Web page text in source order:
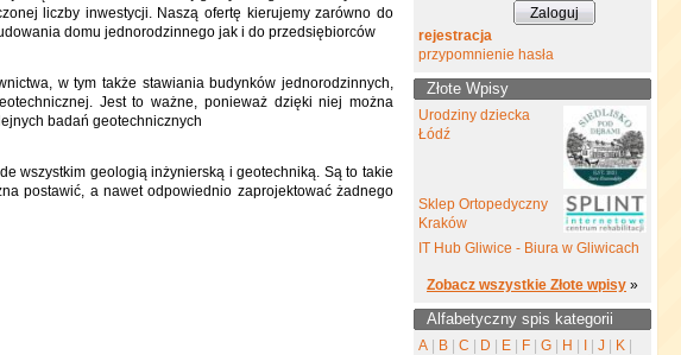
liczby inwestycji. Naszą ofertę kierujemy zarówno do
domu jednorodzinnego jak i do przedsiębiorców
w tym także stawiania budynków jednorodzinnych,
Jest to ważne, ponieważ dzięki niej można
badań geotechnicznych
wszystkim geologią inżynierską i geotechniką. Są to takie
postawić, a nawet odpowiednio zaprojektować żadnego
rejestracja
przypomnienie hasła
Złote Wpisy
Urodziny dziecka
Łódź
Sklep Ortopedyczny
Kraków
IT Hub Gliwice - Biura w Gliwicach
Zobacz wszystkie Złote wpisy »
Alfabetyczny spis kategorii
A B C D E F G H J K